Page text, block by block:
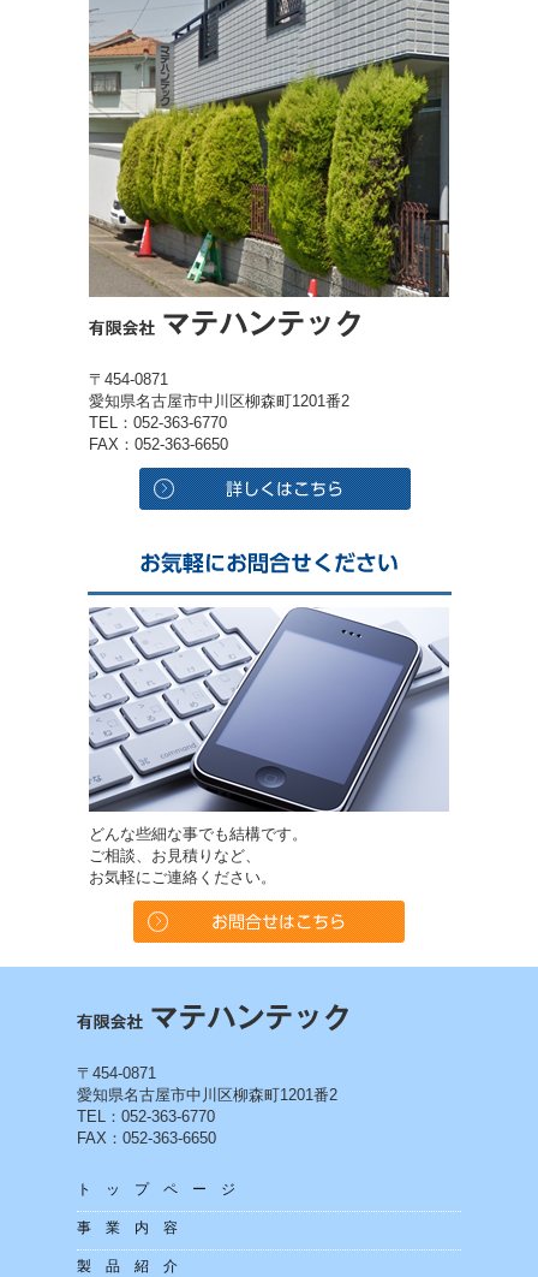
〒454-0871
愛知県名古屋市中川区柳森町1201番2
TEL：052-363-6770
FAX：052-363-6650
どんな些細な事でも結構です。
ご相談、お見積りなど、
お気軽にご連絡ください。
〒454-0871
愛知県名古屋市中川区柳森町1201番2
TEL：052-363-6770
FAX：052-363-6650
トップページ
事業内容
製品紹介